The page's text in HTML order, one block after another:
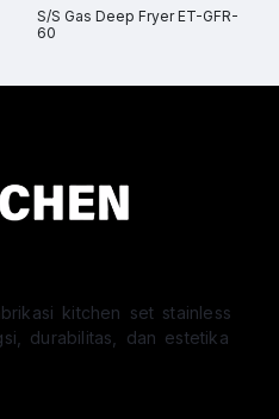
S/S Gas Deep Fryer ET-GFR-
60
kitchen set stainless
durabilitas, dan estetika